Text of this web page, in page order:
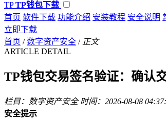
TP TP钱包下载
首页 软件下载 功能介绍 安装教程 安全说明
立即下载
首页 / 数字资产安全 / 正文
ARTICLE DETAIL
TP钱包交易签名验证：确认
栏目：数字资产安全 时间：2026-08-08
安全提示